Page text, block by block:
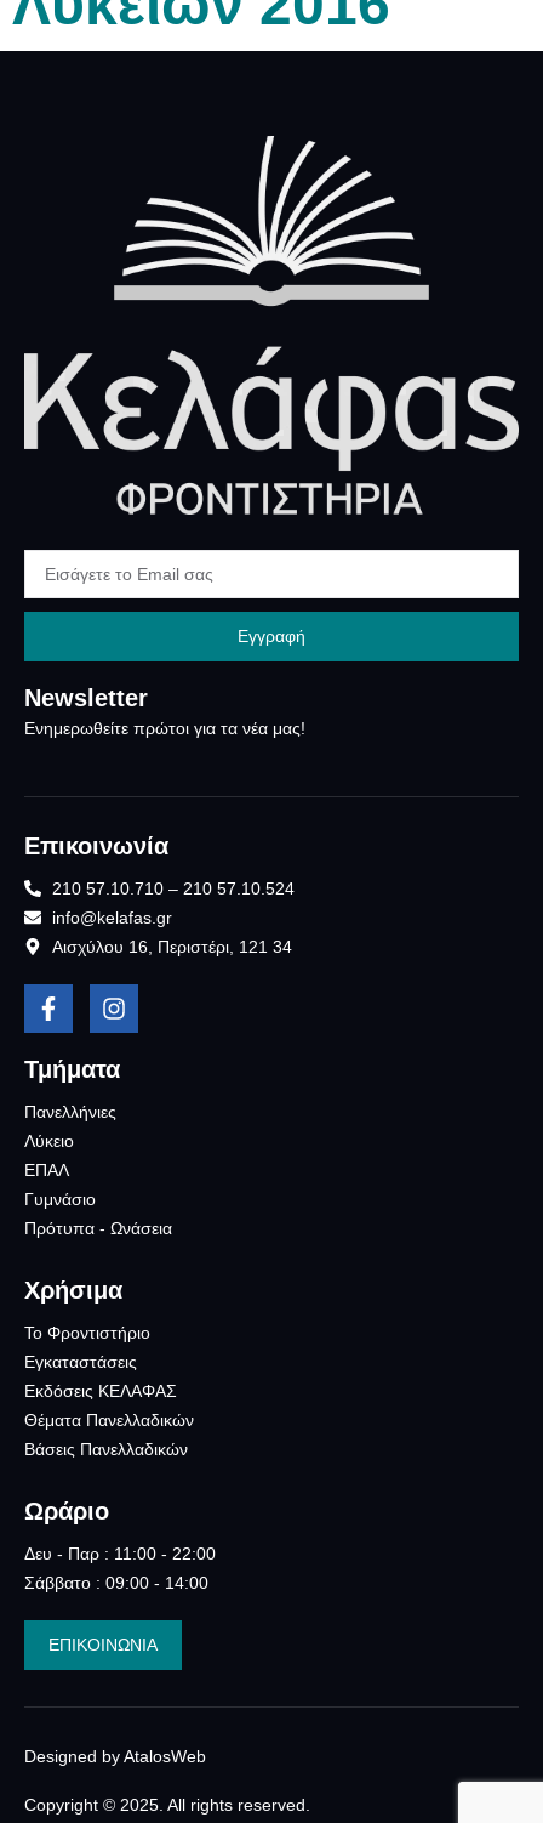
Newsletter
Ενημερωθείτε πρώτοι για τα νέα μας!
Εγγραφή
Επικοινωνία
210 57.10.710 – 210 57.10.524
info@kelafas.gr
Αισχύλου 16, Περιστέρι, 121 34
Τμήματα
Πανελλήνιες
Λύκειο
ΕΠΑΛ
Γυμνάσιο
Πρότυπα - Ωνάσεια
Χρήσιμα
Το Φροντιστήριο
Εγκαταστάσεις
Εκδόσεις ΚΕΛΑΦΑΣ
Θέματα Πανελλαδικών
Βάσεις Πανελλαδικών
Ωράριο
Δευ - Παρ : 11:00 - 22:00
Σάββατο : 09:00 - 14:00
ΕΠΙΚΟΙΝΩΝΙΑ
Designed by AtalosWeb
Copyright © 2025. All rights reserved.